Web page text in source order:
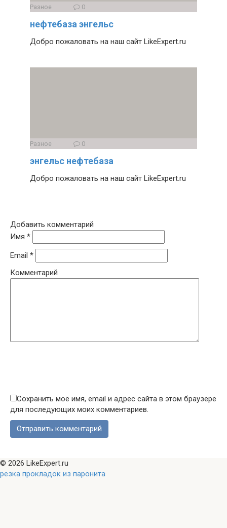
Разное 0
нефтебаза энгельс
Добро пожаловать на наш сайт LikeExpert.ru
Разное 0
энгельс нефтебаза
Добро пожаловать на наш сайт LikeExpert.ru
Добавить комментарий
Имя *
Email *
Комментарий
Сохранить моё имя, email и адрес сайта в этом браузере
для последующих моих комментариев.
© 2026 LikeExpert.ru
резка прокладок из паронита